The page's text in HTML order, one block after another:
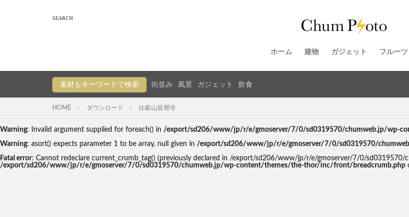
ホーム 建物 ガジェット フルーツ
素材をキーワードで検索 街並み 風景 ガジェット 飲食
HOME ダウンロード 比叡山延暦寺
Warning: Invalid argument supplied for foreach() in /export/sd206/www/jp/r/e/gmoserver/7/0/sd0319570/chumweb.jp/wp-
Warning: asort() expects parameter 1 to be array, null given in /export/sd206/www/jp/r/e/gmoserver/7/0/sd0319570/
Fatal error: Cannot redeclare current_crumb_tag() (previously declared in /export/sd206/www/jp/r/e/gmoserver/7/0/
/export/sd206/www/jp/r/e/gmoserver/7/0/sd0319570/chumweb.jp/wp-content/themes/the-thor/inc/front/breadcrumb.php